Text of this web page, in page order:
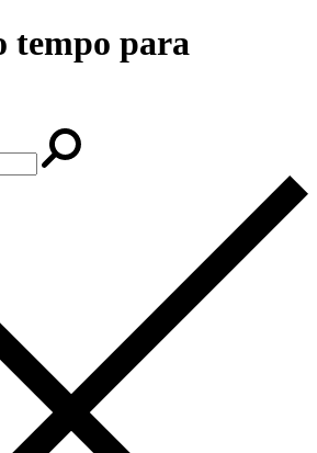
tempo para